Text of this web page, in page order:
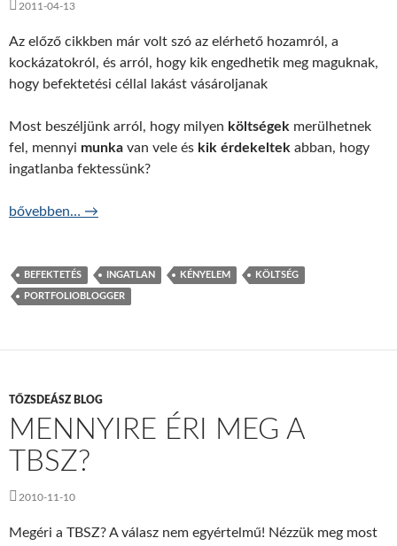
2011-04-13
Az előző cikkben már volt szó az elérhető hozamról, a
kockázatokról, és arról, hogy kik engedhetik meg maguknak,
hogy befektetési céllal lakást vásároljanak
Most beszéljünk arról, hogy milyen költségek merülhetnek
fel, mennyi munka van vele és kik érdekeltek abban, hogy
ingatlanba fektessünk?
Jó üzlet az ingatlan? – 2. rész
bővebben… →
BEFEKTETÉS INGATLAN KÉNYELEM KÖLTSÉG
PORTFOLIOBLOGGER
TŐZSDEÁSZ BLOG
MENNYIRE ÉRI MEG A
TBSZ?
2010-11-10
Megéri a TBSZ? A válasz nem egyértelmű! Nézzük meg most